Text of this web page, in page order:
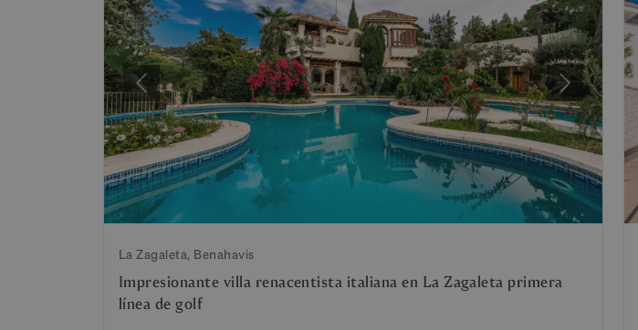
Anterior Siguiente
La Zagaleta, Benahavis
Impresionante villa renacentista italiana en La Zagaleta primera
línea de golf